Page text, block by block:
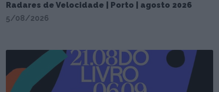
Radares de Velocidade | Porto | agosto 2026
5/08/2026